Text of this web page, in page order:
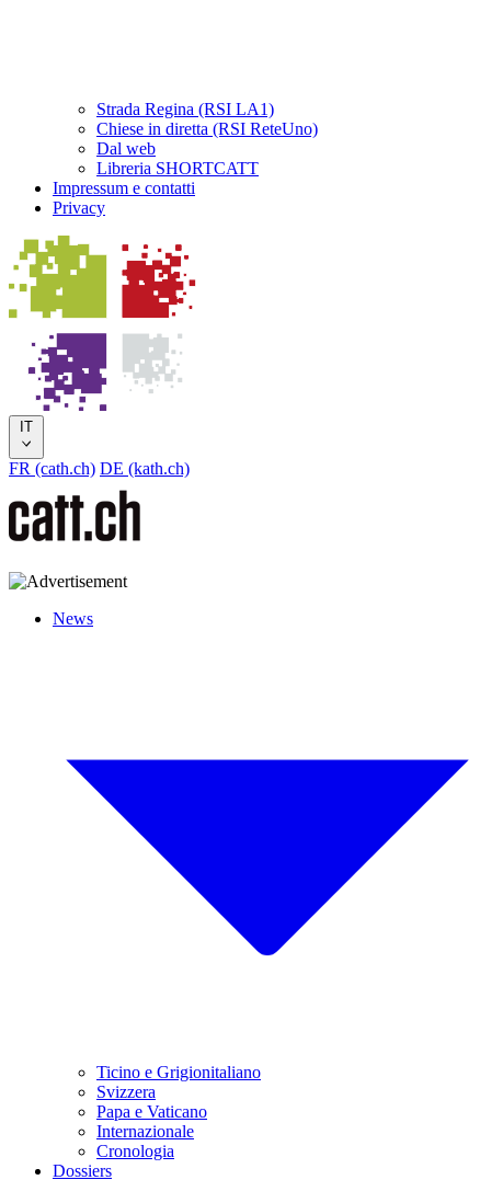
Strada Regina (RSI LA1)
Chiese in diretta (RSI ReteUno)
Dal web
Libreria SHORTCATT
Impressum e contatti
Privacy
IT
FR (cath.ch) DE (kath.ch)
News
Ticino e Grigionitaliano
Svizzera
Papa e Vaticano
Internazionale
Cronologia
Dossiers